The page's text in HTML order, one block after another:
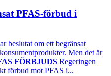
PFAS-förbud i
beslutat om ett begränsat
Men det är
FÖRBJUDS Regeringen
förbud mot PFAS i...